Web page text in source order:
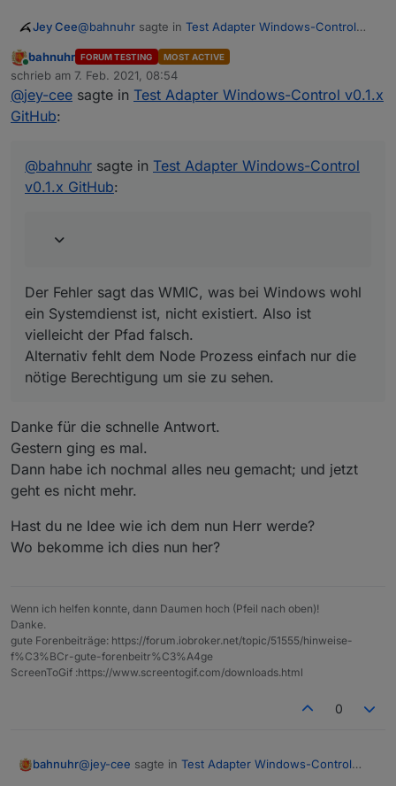
Jey Cee@bahnuhr sagte in Test Adapter Windows-Control
ENOENT
Alternativ fehlt dem Node Prozess einfach nur die
nötige Berechtigung um sie zu sehen.
Online
bahnuhr FORUM TESTING MOST ACTIVE
schrieb am 7. Feb. 2021, 08:54
zuletzt editiert von
@jey-cee sagte in Test Adapter Windows-Control v0.1.x
GitHub:
@bahnuhr sagte in Test Adapter Windows-Control
v0.1.x GitHub:
Der Fehler sagt das WMIC, was bei Windows wohl
ein Systemdienst ist, nicht existiert. Also ist
vielleicht der Pfad falsch.
Alternativ fehlt dem Node Prozess einfach nur die
nötige Berechtigung um sie zu sehen.
Danke für die schnelle Antwort.
Gestern ging es mal.
Dann habe ich nochmal alles neu gemacht; und jetzt
geht es nicht mehr.
Hast du ne Idee wie ich dem nun Herr werde?
Wo bekomme ich dies nun her?
Wenn ich helfen konnte, dann Daumen hoch (Pfeil nach oben)!
Danke.
gute Forenbeiträge: https://forum.iobroker.net/topic/51555/hinweise-
f%C3%BCr-gute-forenbeitr%C3%A4ge
ScreenToGif :https://www.screentogif.com/downloads.html
0
bahnuhr@jey-cee sagte in Test Adapter Windows-Control